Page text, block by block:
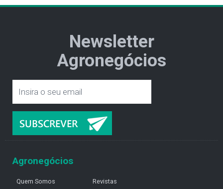
Newsletter
Agronegócios
Agronegócios
Quem Somos
Revistas